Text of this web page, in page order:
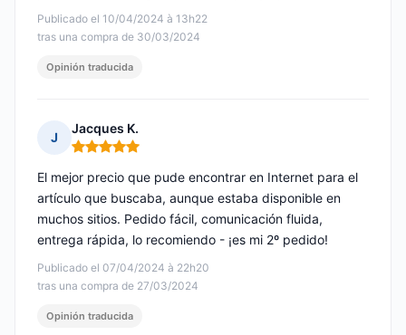
Publicado el 10/04/2024 à 13h22
tras una compra de 30/03/2024
Opinión traducida
J
Jacques K.
Nota: 5 de 5
Publicado el 07/04/2024 à 22h20
tras una compra de 27/03/2024
El mejor precio que pude encontrar en Internet para el
artículo que buscaba, aunque estaba disponible en
muchos sitios. Pedido fácil, comunicación fluida,
entrega rápida, lo recomiendo - ¡es mi 2º pedido!
Opinión traducida